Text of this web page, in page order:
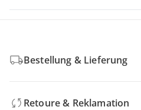
Bestellung & Lieferung
Retoure & Reklamation